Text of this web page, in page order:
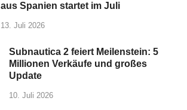
aus Spanien startet im Juli
13. Juli 2026
Subnautica 2 feiert Meilenstein: 5
Millionen Verkäufe und großes
Update
10. Juli 2026